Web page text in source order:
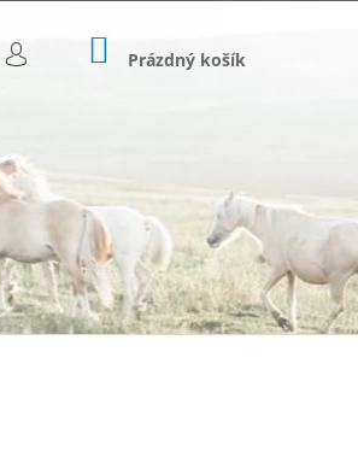
PŘIHLÁŠENÍ
NÁKUPNÍ
KOŠÍK
Prázdný košík